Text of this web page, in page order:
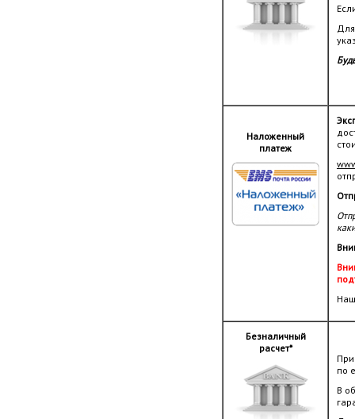
Наложенный
платеж
Безналичный
расчет*
по
В